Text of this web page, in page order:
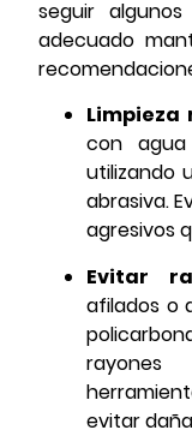
seguir
adecuado
Limpieza
con
utilizando
abrasiva.
agresivos
Evitar
afilados o
evitar